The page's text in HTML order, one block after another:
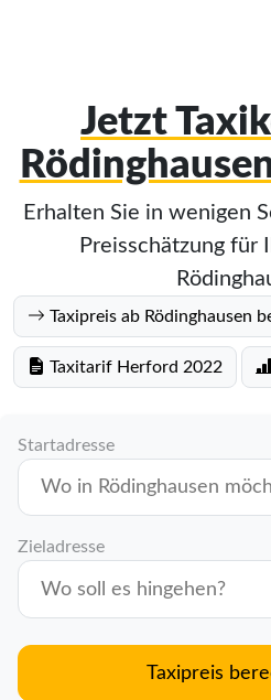
Jetzt
Erhalten Sie in wenigen
Preisschätzung für
Taxipreis ab Rödinghausen
Taxitarif Herford 2022
Startadresse
Zieladresse
Taxipreis